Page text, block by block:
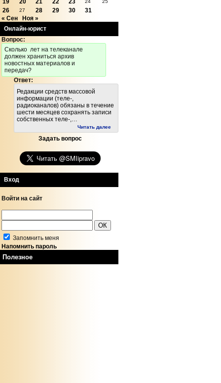
19 20 21 22 23 24 25
26 27 28 29 30
31
« Сен
Ноя »
Онлайн-юрист
Вопрос:
Cколько лет на телеканале
должен храниться архив
новостных материалов и
передач?
Ответ:
Редакции средств массовой
информации (теле-,
радиоканалов) обязаны в течение
шести месяцев сохранять записи
собственных теле-,…
Читать далее
Задать вопрос
Вход
Войти на сайт
Запомнить меня
Напомнить пароль
Полезное